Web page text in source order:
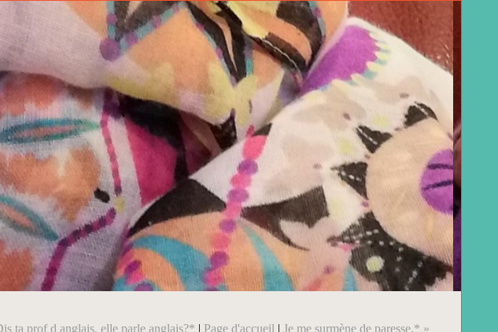
ta prof d anglais, elle parle anglais?* | Page d'accueil | Je me surmène de paresse.* »